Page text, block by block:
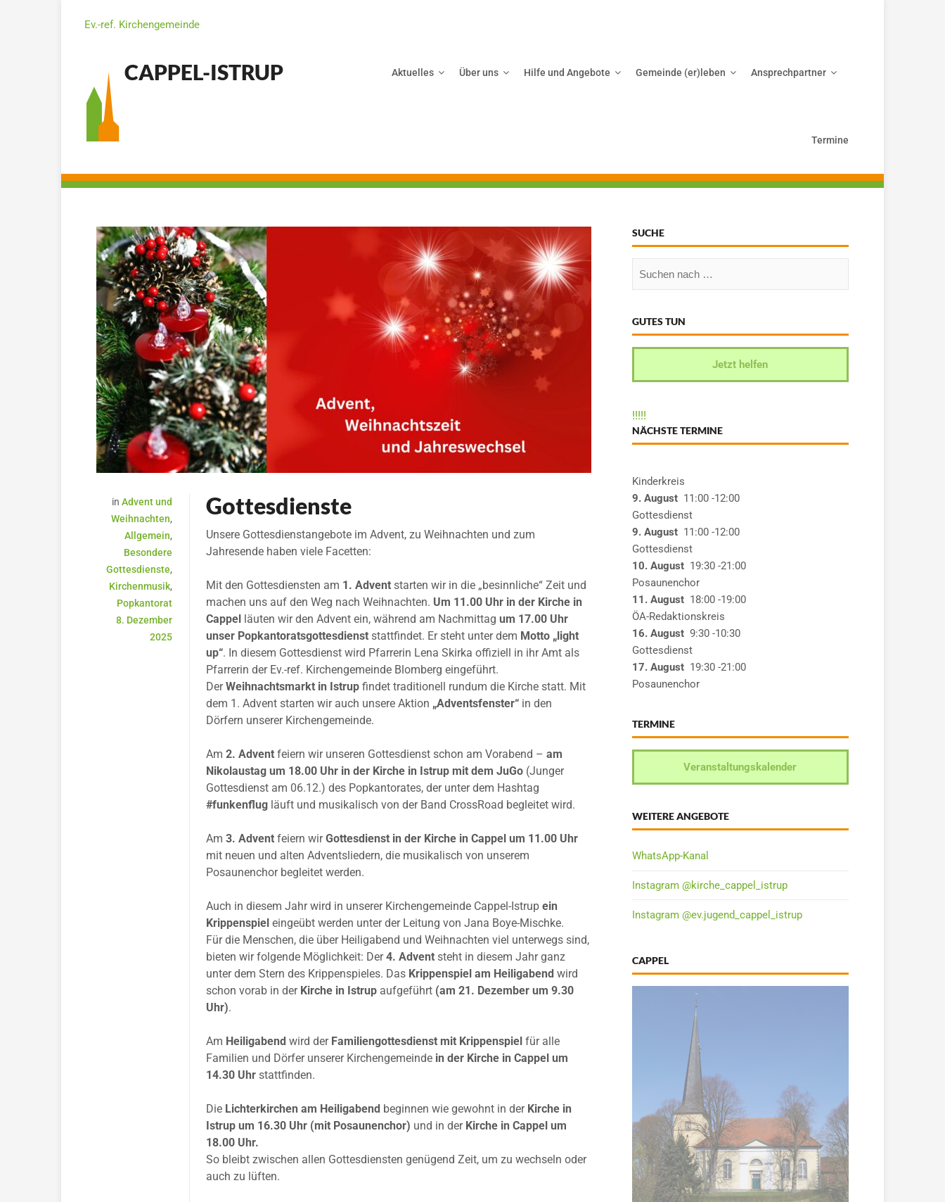
Ev.-ref. Kirchengemeinde
CAPPEL-ISTRUP Aktuelles Über uns Hilfe und Angebote Gemeinde (er)leben Ansprechpartner
Termine
inAdvent und
Weihnachten,
Allgemein,
Besondere
Gottesdienste,
Kirchenmusik,
Popkantorat
8. Dezember
2025
Gottesdienste
Unsere Gottesdienstangebote im Advent, zu Weihnachten und zum
Jahresende haben viele Facetten:
Mit den Gottesdiensten am 1. Advent starten wir in die „besinnliche“ Zeit und
machen uns auf den Weg nach Weihnachten. Um 11.00 Uhr in der Kirche in
Cappel läuten wir den Advent ein, während am Nachmittagum 17.00 Uhr
unser Popkantoratsgottesdienst stattfindet. Er steht unter dem Motto „light
up“. In diesem Gottesdienst wird Pfarrerin Lena Skirka offiziell in ihr Amt als
Pfarrerin der Ev.-ref. Kirchengemeinde Blomberg eingeführt.
DerWeihnachtsmarkt in Istrup findet traditionell rundum die Kirche statt. Mit
dem 1. Advent starten wir auch unsere Aktion „Adventsfenster“ in den
Dörfern unserer Kirchengemeinde.
Am2. Advent feiern wir unseren Gottesdienst schon am Vorabend –am
Nikolaustag um 18.00 Uhr in der Kirche in Istrup mit dem JuGo (Junger
Gottesdienst am 06.12.) des Popkantorates, der unter dem Hashtag
#funkenflug läuft und musikalisch von der Band CrossRoad begleitet wird.
Am3. Advent feiern wirGottesdienst in der Kirche in Cappel um 11.00 Uhr
mit neuen und alten Adventsliedern, die musikalisch von unserem
Posaunenchor begleitet werden.
Auch in diesem Jahr wird in unserer Kirchengemeinde Cappel-Istrupein
Krippenspiel eingeübt werden unter der Leitung von Jana Boye-Mischke.
Für die Menschen, die über Heiligabend und Weihnachten viel unterwegs sind,
bieten wir folgende Möglichkeit: Der4. Advent steht in diesem Jahr ganz
unter dem Stern des Krippenspieles. Das Krippenspiel am Heiligabend wird
schon vorab in der Kirche in Istrup aufgeführt (am 21. Dezember um 9.30
Uhr).
Am Heiligabendwird der Familiengottesdienst mit Krippenspielfür alle
Familien und Dörfer unserer Kirchengemeinde in der Kirche in Cappel um
14.30 Uhr stattfinden.
Die Lichterkirchen am Heiligabend beginnen wie gewohnt in der Kirche in
Istrup um 16.30 Uhr (mit Posaunenchor) und in der Kirche in Cappel um
18.00 Uhr.
So bleibt zwischen allen Gottesdiensten genügend Zeit, um zu wechseln oder
auch zu lüften.
SUCHE
GUTES TUN
Jetzt helfen
!!!!!
NÄCHSTE TERMINE
Kinderkreis
9. August11:00 -12:00
Gottesdienst
9. August11:00 -12:00
Gottesdienst
10. August19:30 -21:00
Posaunenchor
11. August18:00 -19:00
ÖA-Redaktionskreis
16. August9:30 -10:30
Gottesdienst
17. August19:30 -21:00
Posaunenchor
TERMINE
Veranstaltungskalender
WEITERE ANGEBOTE
WhatsApp-Kanal
Instagram @kirche_cappel_istrup
Instagram @ev.jugend_cappel_istrup
CAPPEL